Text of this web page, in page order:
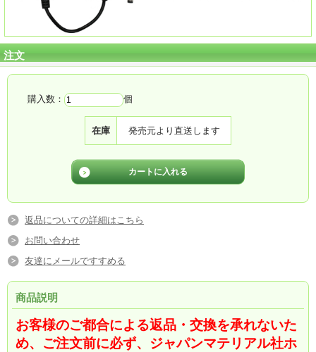
注文
購入数： 個
在庫 発売元より直送します
返品についての詳細はこちら
お問い合わせ
友達にメールですすめる
商品説明
お客様のご都合による返品・交換を承れないた
め、ご注文前に必ず、ジャパンマテリアル社ホ